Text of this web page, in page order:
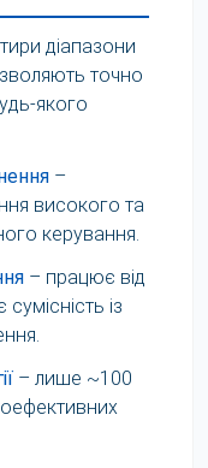
діапазони
точно
якого
–
високого та
керування.
– працює від
із
– лише ~100